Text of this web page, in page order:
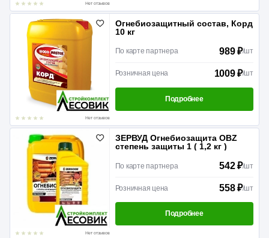
Нет отзывов
Нет отзывов
Огнебиозащитный состав, Корд
10 кг
По карте партнера 989 ₽/шт
Розничная цена 1009 ₽/шт
Подробнее
Нет отзывов
ЗЕРВУД Огнебиозащита OBZ
степень защиты 1 ( 1,2 кг )
По карте партнера 542 ₽/шт
Розничная цена 558 ₽/шт
Подробнее